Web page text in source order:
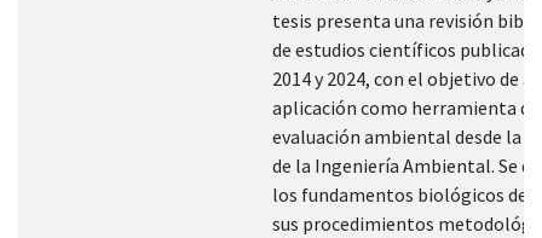
tesis presenta una revisión
de estudios científicos
2014 y 2024, con el objetivo de
aplicación como herramienta de
evaluación ambiental desde la
de la Ingeniería Ambiental. Se
los fundamentos biológicos de
sus procedimientos